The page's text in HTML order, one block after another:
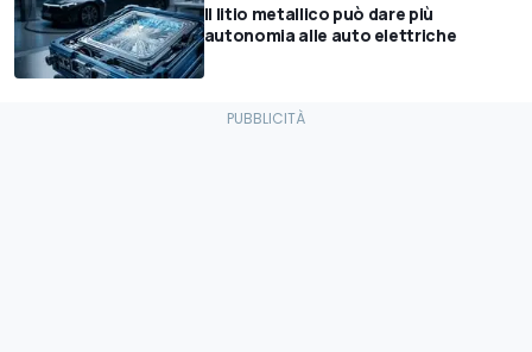
Il litio metallico può dare più
autonomia alle auto elettriche